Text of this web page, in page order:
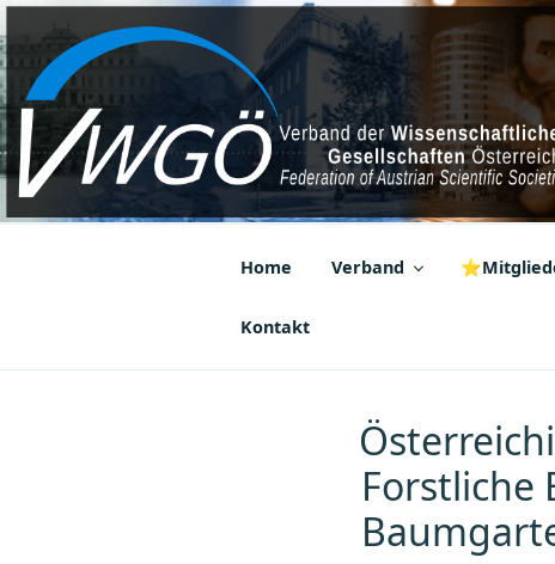
Zum
Inhalt
springen
VWGÖ
Federation of Austrian Scientific
Home Verband
Kontakt
Forstliche